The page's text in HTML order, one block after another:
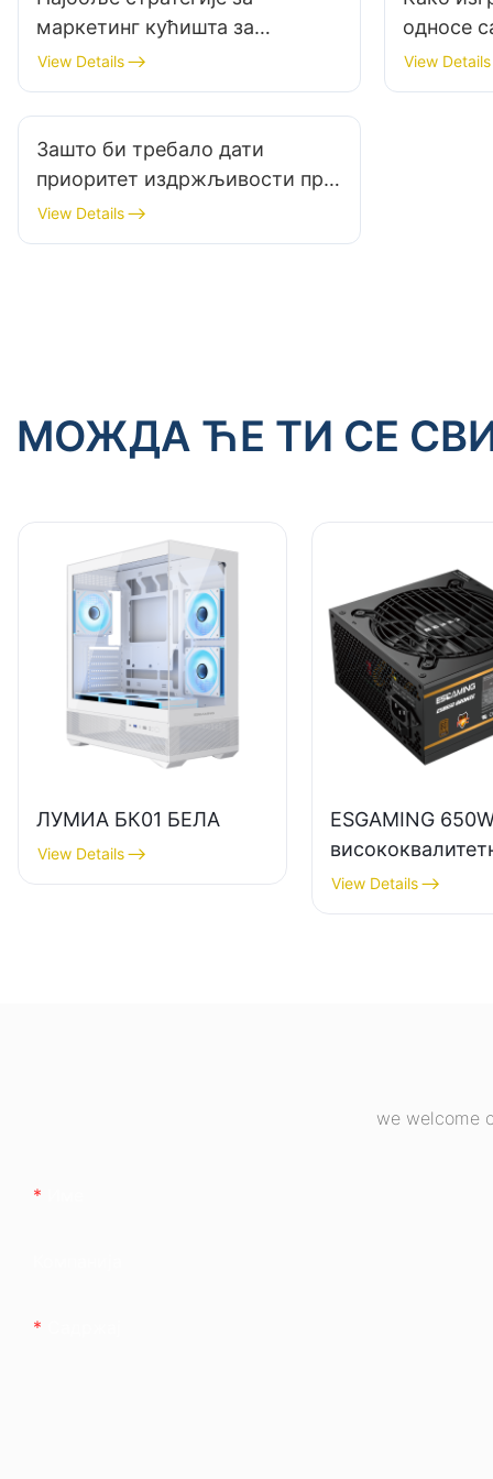
маркетинг кућишта за
рачунаре као произвођача
View Details
односе
кућишта
View Details
Зашто би требало дати
приоритет издржљивости при
избору кућишта за гејмерски
рачунар?
View Details
МОЖДА ЋЕ ТИ СЕ
ЛУМИА БК01 БЕЛА
View Details
ESGAMING
напајање за
рачунаре са
View Details
we welcome